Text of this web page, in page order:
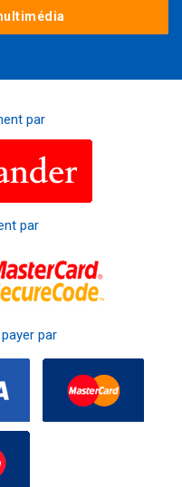
par
par
par